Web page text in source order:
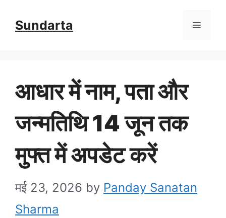
Sundarta Menu
आधार में नाम, पता और
जन्मतिथि 14 जून तक
मुफ्त में अपडेट करें
मई 23, 2026 by Panday Sanatan
Sharma